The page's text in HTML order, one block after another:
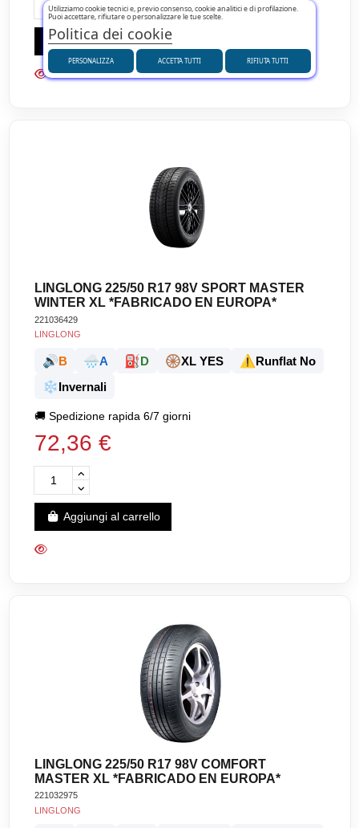
Aggiungi al carrello
LINGLONG 225/50 R17 98V SPORT MASTER
WINTER XL *FABRICADO EN EUROPA*
221036429
LINGLONG
🔊B 🌧️A ⛽D 🛞XL YES ⚠️Runflat No
❄️Invernali
🚚Spedizione rapida 6/7 giorni
72,36 €
Aggiungi al carrello
LINGLONG 225/50 R17 98V COMFORT
MASTER XL *FABRICADO EN EUROPA*
221032975
LINGLONG
Utilizziamo cookie tecnici e, previo consenso, cookie analitici e di profilazione.
Puoi accettare, rifiutare o personalizzare le tue scelte.
Politica dei cookie
PERSONALIZZA RIFIUTA TUTTI
ACCETTA TUTTI